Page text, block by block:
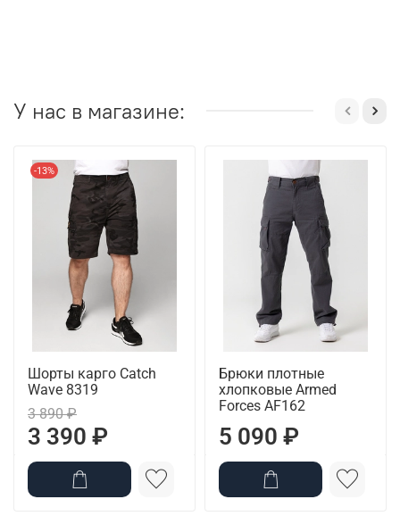
У нас в магазине:
-13%
Шорты карго Catch
Wave 8319
3 890 ₽
3 390 ₽
Брюки плотные
хлопковые Armed
Forces AF162
5 090 ₽